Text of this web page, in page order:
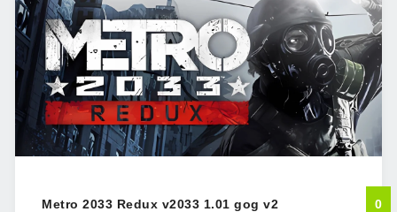
Metro 2033 Redux v2033 1.01 gog v2 0